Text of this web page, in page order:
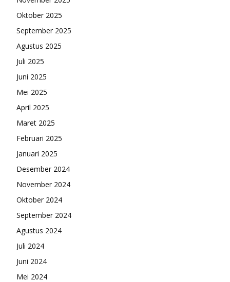
Oktober 2025
September 2025
Agustus 2025
Juli 2025
Juni 2025
Mei 2025
April 2025
Maret 2025
Februari 2025
Januari 2025
Desember 2024
November 2024
Oktober 2024
September 2024
Agustus 2024
Juli 2024
Juni 2024
Mei 2024